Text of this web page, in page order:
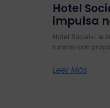
Hotel
impulsa
Hotel Social+: la
turismo con
Leer Más